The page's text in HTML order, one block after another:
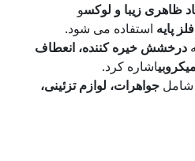
زیبا و لوکسو
می شود.
کننده، انعطاف
کرد.
لوازم تزئینی،